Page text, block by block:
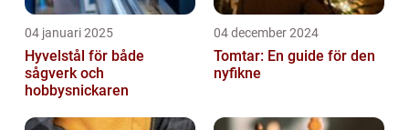
04 januari 2025
Hyvelstål för både
sågverk och
hobbysnickaren
04 december 2024
Tomtar: En guide för den
nyfikne